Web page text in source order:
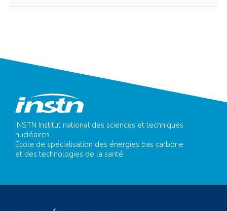
INSTN Institut national des sciences et techniques
nucléaires
Ecole de spécialisation des énergies bas carbone
et des technologies de la santé